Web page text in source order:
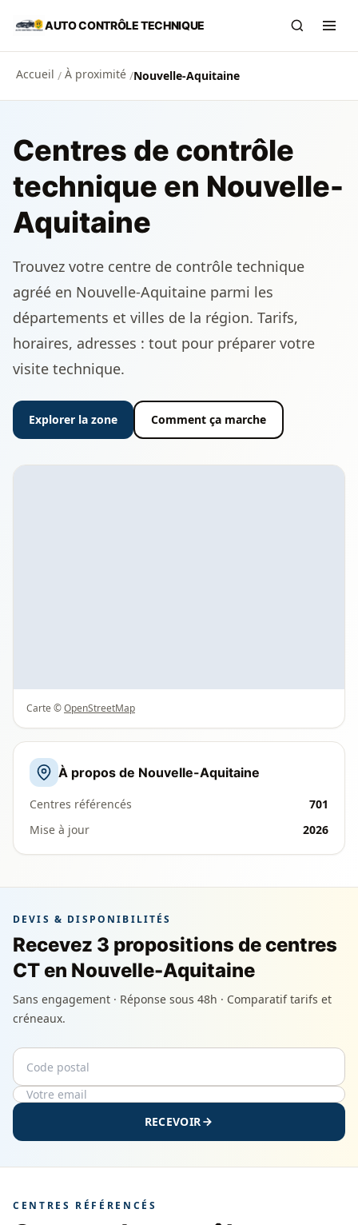
Aller au contenu principal
AUTO CONTRÔLE TECHNIQUE
Accueil / À proximité /Nouvelle-Aquitaine
Centres de contrôle
technique en Nouvelle-
Aquitaine
Trouvez votre centre de contrôle technique
agréé en Nouvelle-Aquitaine parmi les
départements et villes de la région. Tarifs,
horaires, adresses : tout pour préparer votre
visite technique.
Explorer la zone Comment ça marche
Carte ©OpenStreetMap
À propos de Nouvelle-Aquitaine
Centres référencés
701
Mise à jour
2026
DEVIS & DISPONIBILITÉS
Recevez 3 propositions de centres
CT en Nouvelle-Aquitaine
Sans engagement · Réponse sous 48h · Comparatif tarifs et
créneaux.
Code postal
Email
RECEVOIR
CENTRES RÉFÉRENCÉS